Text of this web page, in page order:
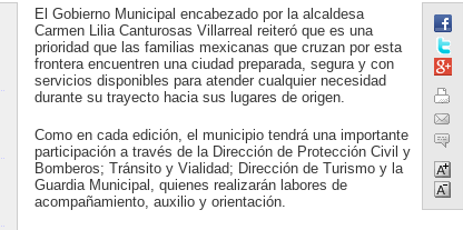
El Gobierno Municipal encabezado por la alcaldesa
Carmen Lilia Canturosas Villarreal reiteró que es una
prioridad que las familias mexicanas que cruzan por esta
frontera encuentren una ciudad preparada, segura y con
servicios disponibles para atender cualquier necesidad
durante su trayecto hacia sus lugares de origen.
Como en cada edición, el municipio tendrá una importante
participación a través de la Dirección de Protección Civil y
Bomberos; Tránsito y Vialidad; Dirección de Turismo y la
Guardia Municipal, quienes realizarán labores de
acompañamiento, auxilio y orientación.